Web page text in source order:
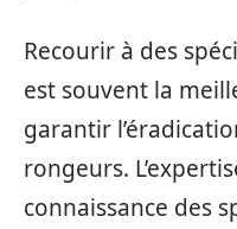
Recourir à des
est souvent la
garantir
rongeurs.
connaissance des